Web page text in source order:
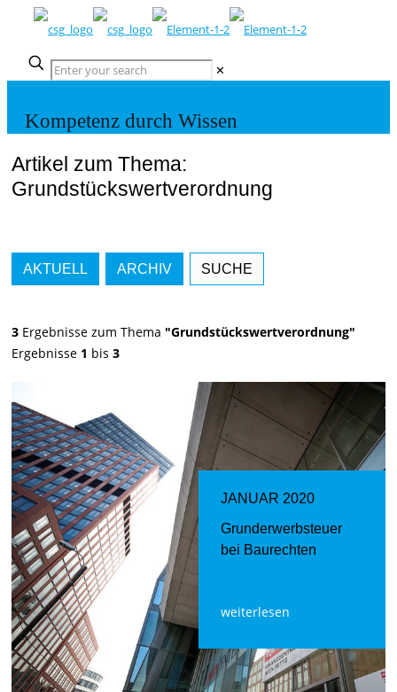
✕
Kompetenz durch Wissen
Artikel zum Thema:
Grundstückswertverordnung
AKTUELL ARCHIV SUCHE
3 Ergebnisse zum Thema "Grundstückswertverordnung"
Ergebnisse 1 bis 3
JANUAR 2020
Grunderwerbsteuer
bei Baurechten
weiterlesen